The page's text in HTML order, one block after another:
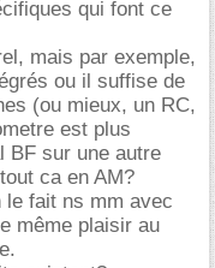
qui font ce
mais par exemple,
ou il suffise de
(ou mieux, un RC,
est plus
BF sur une autre
ca en AM?
le fait ns mm avec
même plaisir au